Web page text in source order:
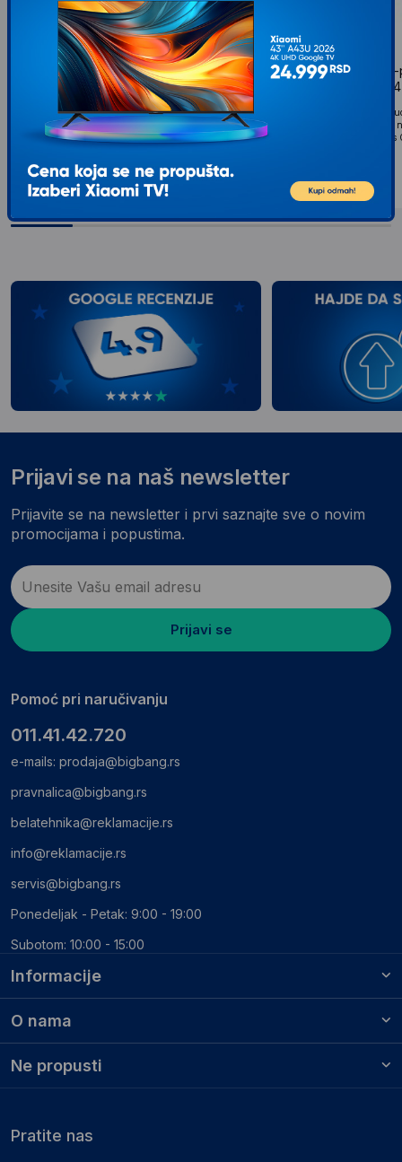
TRUST GXT 266 4-pack THUMB
GRIPS FOR PS5 (24170)
Brand ‎Trust Gaming Product Dimensions ‎0.6 x 2 x
2 cm; 3 Grams Item model number ‎24170
Manufacturer ‎Trust Series ‎GXT 266 Color...
TRUST GXT 267
GRIPS XBOX
Brand ‎Trust Gaming
2 cm; 3 Grams Item model
Manufacturer ‎Trust Series
Informacije
O nama
Ne propusti
Prijavi se na naš newsletter
Prijavite se na newsletter i prvi saznajte sve o novim
promocijama i popustima.
Prijavi se
Pomoć pri naručivanju
011.41.42.720
e-mails: prodaja@bigbang.rs
pravnalica@bigbang.rs
belatehnika@reklamacije.rs
info@reklamacije.rs
servis@bigbang.rs
Ponedeljak - Petak: 9:00 - 19:00
Subotom: 10:00 - 15:00
Pratite nas